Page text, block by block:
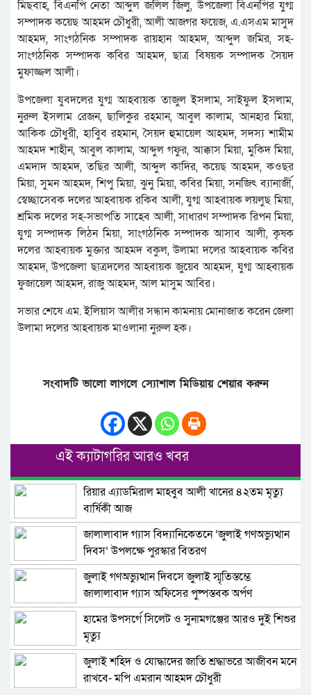
মিছবাহ, বিএনপি নেতা আব্দুল জলিল জিলু, উপজেলা বিএনপির যুগ্ম
সম্পাদক কয়েছ আহমদ চৌধুরী, আলী আজগর ফয়েজ, এ.এসএম মাসুদ
আহমদ, সাংগঠনিক সম্পাদক রায়হান আহমদ, আব্দুল জমির, সহ-
সাংগঠনিক সম্পাদক কবির আহমদ, ছাত্র বিষয়ক সম্পাদক সৈয়দ
মুফাজ্জল আলী।
উপজেলা যুবদলের যুগ্ম আহবায়ক তাজুল ইসলাম, সাইফুল ইসলাম,
নুরুল ইসলাম রেজন, ছালিকুর রহমান, আবুল কালাম, আনহার মিয়া,
আকিক চৌধুরী, হাবিুব রহমান, সৈয়দ হুমায়েল আহমদ, সদস্য শামীম
আহমদ শাহীন, আবুল কালাম, আব্দুল গফুর, আক্কাস মিয়া, মুকিদ মিয়া,
এমদাদ আহমদ, তছির আলী, আব্দুল কাদির, কয়েছ আহমদ, কওছর
মিয়া, সুমন আহমদ, শিপু মিয়া, ঝুনু মিয়া, কবির মিয়া, সনজিৎ ব্যানার্জী,
স্বেচ্ছাসেবক দলের আহবায়ক রকিব আলী, যুগ্ম আহবায়ক লয়লুছ মিয়া,
শ্রমিক দলের সহ-সভাপতি সাহেব আলী, সাধারণ সম্পাদক রিপন মিয়া,
যুগ্ম সম্পাদক লিঠন মিয়া, সাংগঠনিক সম্পাদক আসাব আলী, কৃষক
দলের আহবায়ক মুক্তার আহমদ বকুল, উলামা দলের আহবায়ক কবির
আহমদ, উপজেলা ছাত্রদলের আহবায়ক জুয়েব আহমদ, যুগ্ম আহবায়ক
ফুজায়েল আহমদ, রাজু আহমদ, আল মাসুম আবির।
সভার শেষে এম. ইলিয়াস আলীর সন্ধান কামনায় মোনাজাত করেন জেলা
উলামা দলের আহবায়ক মাওলানা নুরুল হক।
সংবাদটি ভালো লাগলে স্যোশাল মিডিয়ায় শেয়ার করুন
এই ক্যাটাগরির আরও খবর
রিয়ার এ্যাডমিরাল মাহবুব আলী খানের ৪২তম মৃত্যু
বার্ষিকী আজ
জালালাবাদ গ্যাস বিদ্যানিকেতনে ‘জুলাই গণঅভ্যুত্থান
দিবস’ উপলক্ষে পুরস্কার বিতরণ
জুলাই গণঅভ্যুত্থান দিবসে জুলাই স্মৃতিস্তম্ভে
জালালাবাদ গ্যাস অফিসের পুষ্পস্তবক অর্পণ
হামের উপসর্গে সিলেট ও সুনামগঞ্জের আরও দুই শিশুর
মৃত্যু
জুলাই শহিদ ও যোদ্ধাদের জাতি শ্রদ্ধাভরে আজীবন মনে
রাখবে- মপি এমরান আহমদ চৌধুরী